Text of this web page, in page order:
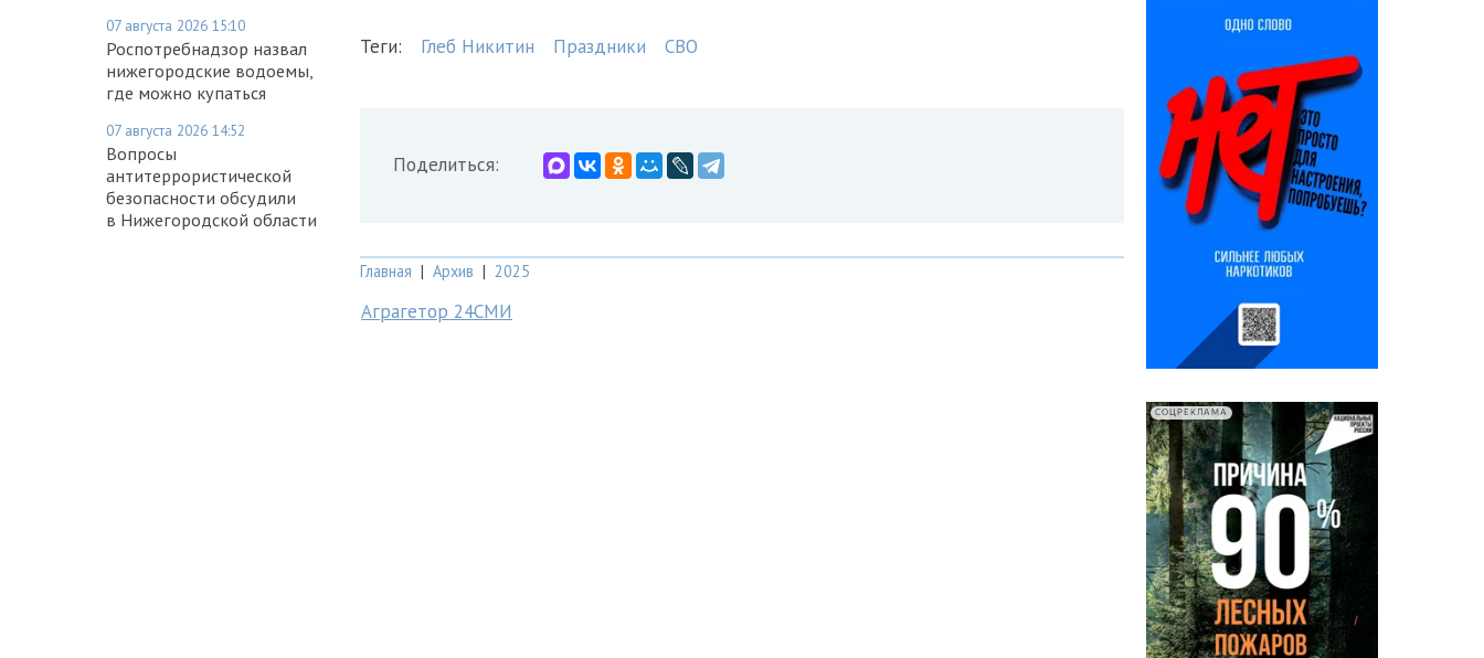
07 августа 2026 15:10
Роспотребнадзор назвал
нижегородские водоемы,
где можно купаться
07 августа 2026 14:52
Вопросы
антитеррористической
безопасности обсудили
в Нижегородской области
Теги: Глеб Никитин Праздники СВО
Поделиться:
Главная | Архив | 2025
Аграгетор 24СМИ
СОЦРЕКЛАМА